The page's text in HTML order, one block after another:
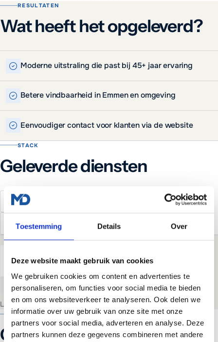
Toestemming Details Over
Deze website maakt gebruik van cookies
We gebruiken cookies om content en advertenties te
personaliseren, om functies voor social media te bieden
en om ons websiteverkeer te analyseren. Ook delen we
informatie over uw gebruik van onze site met onze
partners voor social media, adverteren en analyse. Deze
partners kunnen deze gegevens combineren met andere
RESULTATEN
Wat heeft het opgeleverd?
Moderne uitstraling die past bij 45+ jaar ervaring
Betere vindbaarheid in Emmen en omgeving
Eenvoudiger contact voor klanten via de website
STACK
Geleverde diensten
Website realisatie Managed WordPress Hosting
Branding
Danny van Elteren
Lead Developer & oprichter· 1 mei 2025
Kopieer E-mail WhatsApp LinkedIn
Laatst bijgewerkt: 1 mei 2025
MEER CASES
Gerelateerde projecten